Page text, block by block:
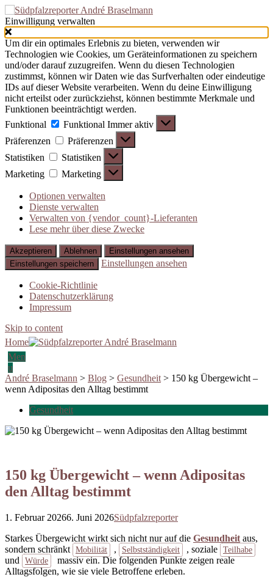
Einwilligung verwalten
Um dir ein optimales Erlebnis zu bieten, verwenden wir
Technologien wie Cookies, um Geräteinformationen zu speichern
und/oder darauf zuzugreifen. Wenn du diesen Technologien
zustimmst, können wir Daten wie das Surfverhalten oder eindeutige
IDs auf dieser Website verarbeiten. Wenn du deine Einwilligung
nicht erteilst oder zurückziehst, können bestimmte Merkmale und
Funktionen beeinträchtigt werden.
Funktional
Funktional Immer aktiv
Präferenzen
Präferenzen
Statistiken
Statistiken
Marketing
Marketing
Optionen verwalten
Dienste verwalten
Verwalten von {vendor_count}-Lieferanten
Lese mehr über diese Zwecke
Akzeptieren Ablehnen
Einstellungen ansehen
Einstellungen speichern
Einstellungen ansehen
Cookie-Richtlinie
Datenschutzerklärung
Impressum
Skip to content
Home
Men
u
André Braselmann > Blog > Gesundheit > 150 kg Übergewicht –
wenn Adipositas den Alltag bestimmt
Gesundheit
150 kg Übergewicht – wenn Adipositas
den Alltag bestimmt
1. Februar 20266. Juni 2026Südpfalzreporter
Starkes Übergewicht wirkt sich nicht nur auf die Gesundheit aus,
sondern schränkt Mobilität , Selbstständigkeit , soziale Teilhabe
und Würde
massiv ein. Die folgenden Punkte zeigen reale
Alltagsfolgen, wie sie viele Betroffene erleben.